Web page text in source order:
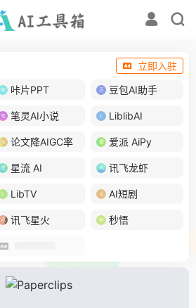
立即入驻
咔片PPT 豆包AI助手
笔灵AI小说 LiblibAI
论文降AIGC率 爱派 AiPy
星流 AI 讯飞龙虾
LibTV AI短剧
讯飞星火 秒悟